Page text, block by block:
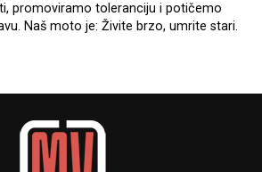
promoviramo toleranciju i potičemo
Naš moto je: Živite brzo, umrite stari.